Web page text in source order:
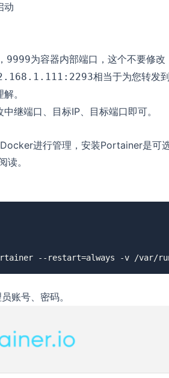
动
9999为容器内部端口，这个不要修
相当于为您转发
。
继端口、目标IP、目标端口即可。
进行管理，安装Portainer是可
。
--restart=always -v /
账号、密码。